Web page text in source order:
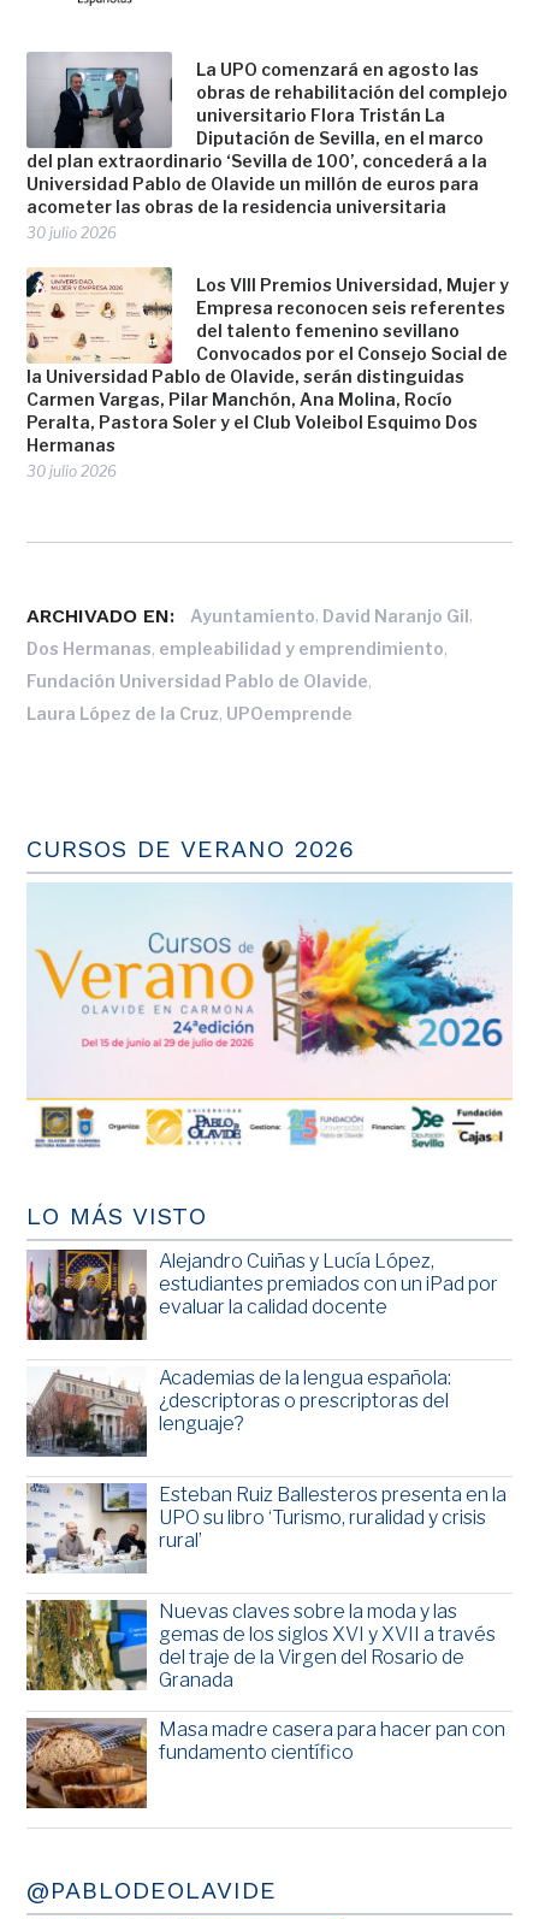
La UPO comenzará en agosto las
obras de rehabilitación del complejo
universitario Flora Tristán La
Diputación de Sevilla, en el marco
del plan extraordinario ‘Sevilla de 100’, concederá a la
Universidad Pablo de Olavide un millón de euros para
acometer las obras de la residencia universitaria
30 julio 2026
Los VIII Premios Universidad, Mujer y
Empresa reconocen seis referentes
del talento femenino sevillano
Convocados por el Consejo Social de
la Universidad Pablo de Olavide, serán distinguidas
Carmen Vargas, Pilar Manchón, Ana Molina, Rocío
Peralta, Pastora Soler y el Club Voleibol Esquimo Dos
Hermanas
30 julio 2026
ARCHIVADO EN: Ayuntamiento, David Naranjo Gil,
Dos Hermanas, empleabilidad y emprendimiento,
Fundación Universidad Pablo de Olavide,
Laura López de la Cruz, UPOemprende
CURSOS DE VERANO 2026
LO MÁS VISTO
Alejandro Cuiñas y Lucía López,
estudiantes premiados con un iPad por
evaluar la calidad docente
Academias de la lengua española:
¿descriptoras o prescriptoras del
lenguaje?
Esteban Ruiz Ballesteros presenta en la
UPO su libro ‘Turismo, ruralidad y crisis
rural’
Nuevas claves sobre la moda y las
gemas de los siglos XVI y XVII a través
del traje de la Virgen del Rosario de
Granada
Masa madre casera para hacer pan con
fundamento científico
@PABLODEOLAVIDE